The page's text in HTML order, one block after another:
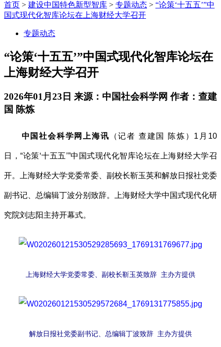
首页 > 建设中国特色新型智库 > 专题动态 > “论策‘十五五’”中
国式现代化智库论坛在上海财经大学召开
专题动态
“论策‘十五五’”中国式现代化智库论坛在
上海财经大学召开
2026年01月23日 来源：中国社会科学网 作者：查建
国 陈炼
中国社会科学网上海讯 （记者 查建国 陈炼）1月10
日，“论策‘十五五’”中国式现代化智库论坛在上海财经大学召
开。上海财经大学党委常委、副校长靳玉英和解放日报社党委
副书记、总编辑丁波分别致辞。上海财经大学中国式现代化研
究院刘志阳主持开幕式。
上海财经大学党委常委、副校长靳玉英致辞 主办方提供
解放日报社党委副书记、总编辑丁波致辞 主办方提供